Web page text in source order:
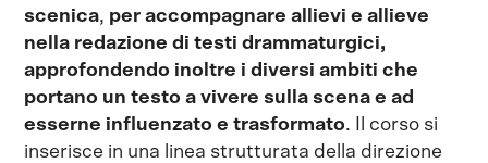
scenica, per accompagnare allievi e allieve
nella redazione di testi drammaturgici,
approfondendo inoltre i diversi ambiti che
portano un testo a vivere sulla scena e ad
esserne influenzato e trasformato. Il corso si
inserisce in una linea strutturata della direzione